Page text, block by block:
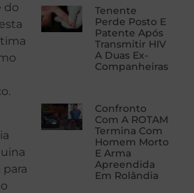
do
Tenente
Perde Posto E
Patente Após
Transmitir HIV
A Duas Ex-
Companheiras
Confronto
Com A ROTAM
Termina Com
Homem Morto
E Arma
Apreendida
Em Rolândia